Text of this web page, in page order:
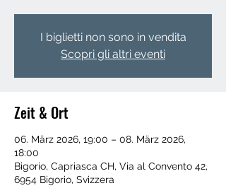
I biglietti non sono in vendita
Scopri gli altri eventi
Zeit & Ort
06. März 2026, 19:00 – 08. März 2026,
18:00
Bigorio, Capriasca CH, Via al Convento 42,
6954 Bigorio, Svizzera